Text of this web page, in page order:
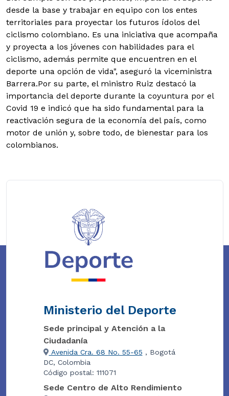
desde la base y trabajar en equipo con los entes
territoriales para proyectar los futuros ídolos del
ciclismo colombiano. Es una iniciativa que acompaña
y proyecta a los jóvenes con habilidades para el
ciclismo, además permite que encuentren en el
deporte una opción de vida", aseguró la viceministra
Barrera.Por su parte, el ministro Ruiz destacó la
importancia del deporte durante la coyuntura por el
Covid 19 e indicó que ha sido fundamental para la
reactivación segura de la economía del país, como
motor de unión y, sobre todo, de bienestar para los
colombianos.
Ministerio del Deporte
Sede principal y Atención a la
Ciudadanía
Avenida Cra. 68 No. 55-65 , Bogotá
DC, Colombia
Código postal: 111071
Sede Centro de Alto Rendimiento